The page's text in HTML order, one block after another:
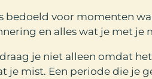
bedoeld voor momenten
en alles wat je met je
je niet alleen omdat
je mist. Een periode die je